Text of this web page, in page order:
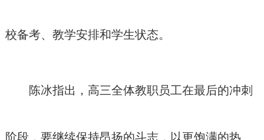
校备考、教学安排和学生状态。
陈冰指出，高三全体教职员工在最后的冲刺
阶段，要继续保持昂扬的斗志，以更饱满的热